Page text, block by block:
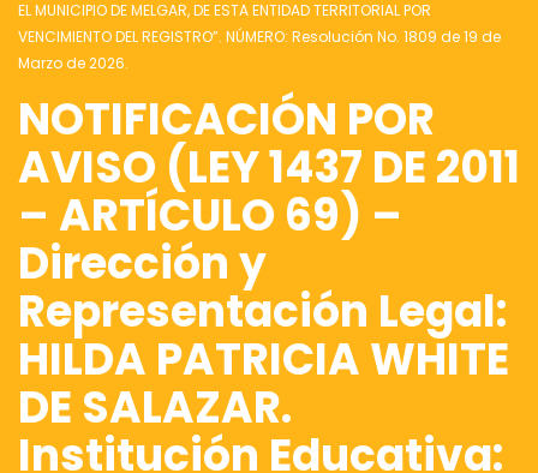
EL MUNICIPIO DE MELGAR, DE ESTA ENTIDAD TERRITORIAL POR
VENCIMIENTO DEL REGISTRO”. NÚMERO: Resolución No. 1809 de 19 de
Marzo de 2026.
NOTIFICACIÓN POR
AVISO (LEY 1437 DE 2011
– ARTÍCULO 69) –
Dirección y
Representación Legal:
HILDA PATRICIA WHITE
DE SALAZAR.
Institución Educativa: